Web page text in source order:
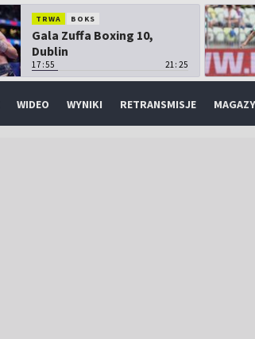
TRWA BOKS
Gala Zuffa Boxing 10,
Dublin
17:55 21:25
WIDEO WYNIKI RETRANSMISJE